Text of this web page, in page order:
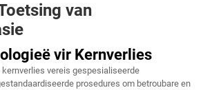
van
vir Kernverlies
vereis gespesialiseerde
prosedures om betroubare en